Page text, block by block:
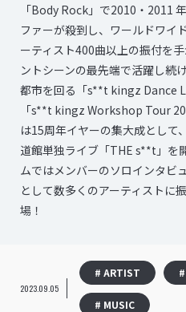
「Body Rock」で2010・2011
ファーが殺到し、ワールドワイ
ーティスト400曲以上の振付を
ントシーンの最先端で活躍し続
都市を回る「s**t kingz Dance
「s**t kingz Workshop Tour
は15周年イヤーの集大成として
道館単独ライブ「THE s**t」
ムではメンバーのソロインタビ
として数多くのアーティストに
場！
2023.09.05
# ARTIST
# MUSIC